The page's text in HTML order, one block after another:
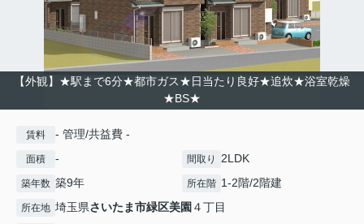
【外観】★駅まで6分★都市ガス★日当たり良好★追炊★浴室乾燥
★BS★
賃料 - 管理/共益費 -
面積 - 間取り 2LDK
築年数 築9年 所在階 1-2階/2階建
所在地 埼玉県さいたま市緑区美園 ４丁目